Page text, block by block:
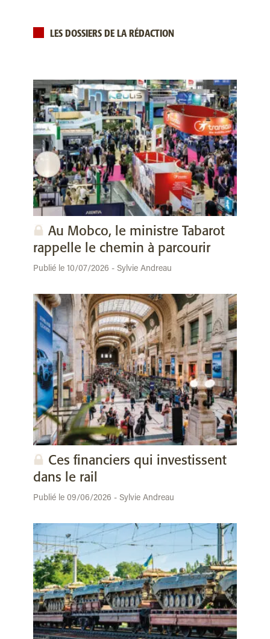
LES DOSSIERS DE LA RÉDACTION
Au Mobco, le ministre Tabarot
rappelle le chemin à parcourir
Publié le 10/07/2026 - Sylvie Andreau
Ces financiers qui investissent
dans le rail
Publié le 09/06/2026 - Sylvie Andreau